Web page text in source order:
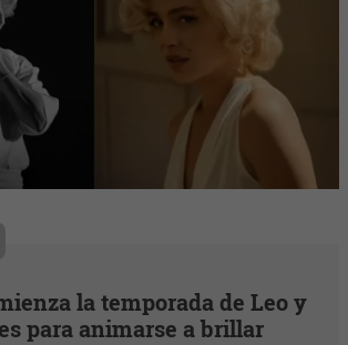
la temporada de Leo y
para animarse a brillar